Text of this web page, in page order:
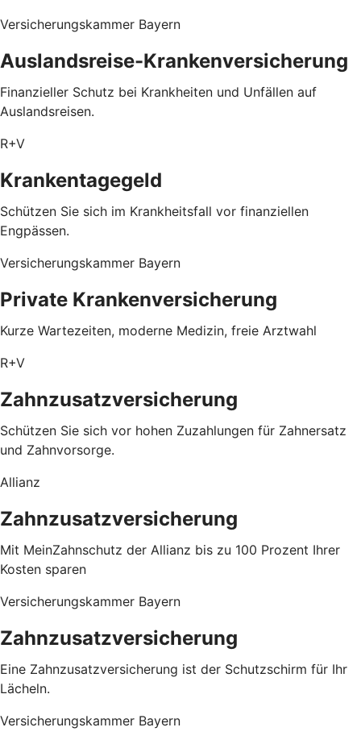
Versicherungskammer Bayern
Auslandsreise-Krankenversicherung
Finanzieller Schutz bei Krankheiten und Unfällen auf
Auslandsreisen.
R+V
Krankentagegeld
Schützen Sie sich im Krankheitsfall vor finanziellen
Engpässen.
Versicherungskammer Bayern
Private Krankenversicherung
Kurze Wartezeiten, moderne Medizin, freie Arztwahl
R+V
Zahnzusatzversicherung
Schützen Sie sich vor hohen Zuzahlungen für Zahnersatz
und Zahnvorsorge.
Allianz
Zahnzusatzversicherung
Mit MeinZahnschutz der Allianz bis zu 100 Prozent Ihrer
Kosten sparen
Versicherungskammer Bayern
Zahnzusatzversicherung
Eine Zahnzusatzversicherung ist der Schutzschirm für Ihr
Lächeln.
Versicherungskammer Bayern